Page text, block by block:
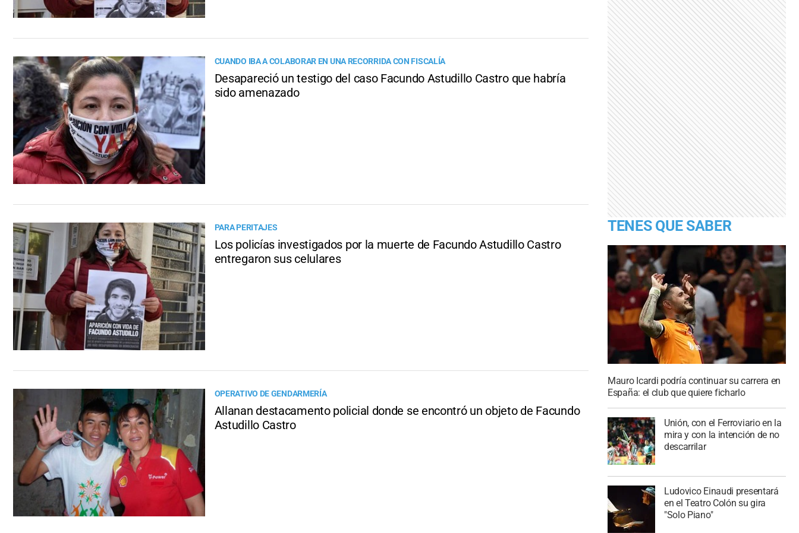
CUANDO IBA A COLABORAR EN UNA RECORRIDA CON FISCALÍA
Desapareció un testigo del caso Facundo Astudillo Castro que habría
sido amenazado
PARA PERITAJES
Los policías investigados por la muerte de Facundo Astudillo Castro
entregaron sus celulares
OPERATIVO DE GENDARMERÍA
Allanan destacamento policial donde se encontró un objeto de Facundo
Astudillo Castro
TENES QUE SABER
Mauro Icardi podría continuar su carrera en
España: el club que quiere ficharlo
Unión, con el Ferroviario en la
mira y con la intención de no
descarrilar
Ludovico Einaudi presentará
en el Teatro Colón su gira
"Solo Piano"